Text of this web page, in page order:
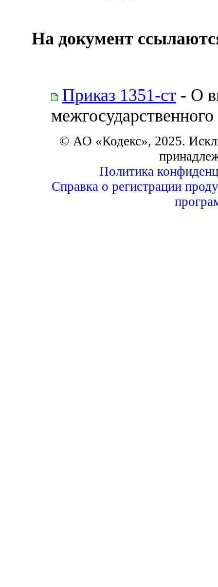
На документ
Приказ 1351-ст - О
межгосударственного
© АО «Кодекс», 2025.
Политика
Справка о регистрации